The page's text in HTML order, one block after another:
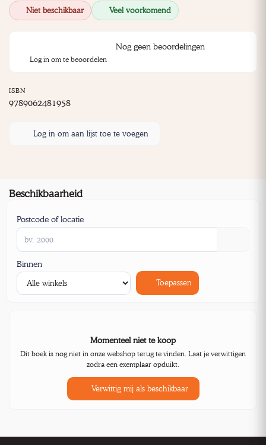
Niet beschikbaar Veel voorkomend
Nog geen beoordelingen
Log in om te beoordelen
ISBN
9789062481958
Log in om aan lijst toe te voegen
Beschikbaarheid
Postcode of locatie
Binnen
Toepassen
Momenteel niet te koop
Dit boek is nog niet in onze webshop terug te vinden. Laat je verwittigen
zodra een exemplaar opduikt.
Verwittig mij als beschikbaar